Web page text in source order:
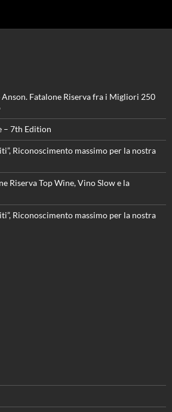
Fatalone Riserva fra i Migliori 250
– 7th Edition
Riconoscimento massimo per la nostra
Riserva Top Wine, Vino Slow e la
Riconoscimento massimo per la nostra